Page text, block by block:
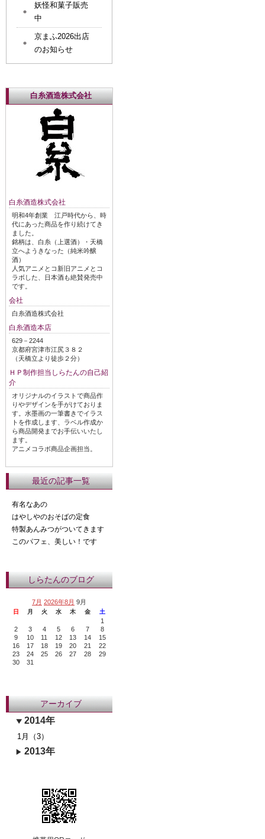
妖怪和菓子販売
中
京まふ2026出店
のお知らせ
白糸酒造株式会社
白糸酒造株式会社
明和4年創業 江戸時代から、時
代にあった商品を作り続けてき
ました。
銘柄は、白糸（上選酒）・天橋
立へようきなった（純米吟醸
酒）
人気アニメとコ新旧アニメとコ
ラボした、日本酒も絶賛発売中
です。
会社
白糸酒造株式会社
白糸酒造本店
629－2244
京都府宮津市江尻３８２
（天橋立より徒歩２分）
ＨＰ制作担当しらたんの自己紹
介
オリジナルのイラストで商品作
りやデザインを手がけておりま
す。水墨画の一筆書きでイラス
トを作成します、ラベル作成か
ら商品開発までお手伝いいたし
ます。
アニメコラボ商品企画担当。
最近の記事一覧
有名なあの
はやしやのおそばの定食
特製あんみつがついてきます
このパフェ、美しい！です
しらたんのブログ
7月 2026年8月 9月
日 月 火 水 木 金 土
1
2
3 4 5 6 7
8
9
10 11 12 13 14
15
16
17 18 19 20 21
22
23
24 25 26 27 28
29
30
31
アーカイブ
2014年
1月（3）
2013年